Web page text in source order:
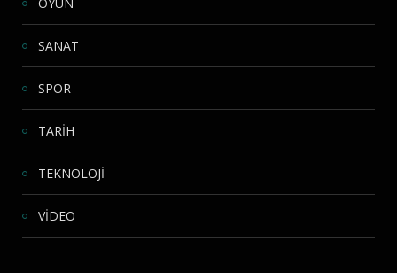
OYUN
SANAT
SPOR
TARİH
TEKNOLOJİ
VİDEO